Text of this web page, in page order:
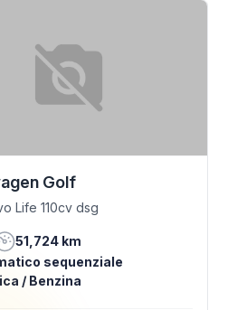
Golf
Life 110cv dsg
51,724 km
sequenziale
/ Benzina